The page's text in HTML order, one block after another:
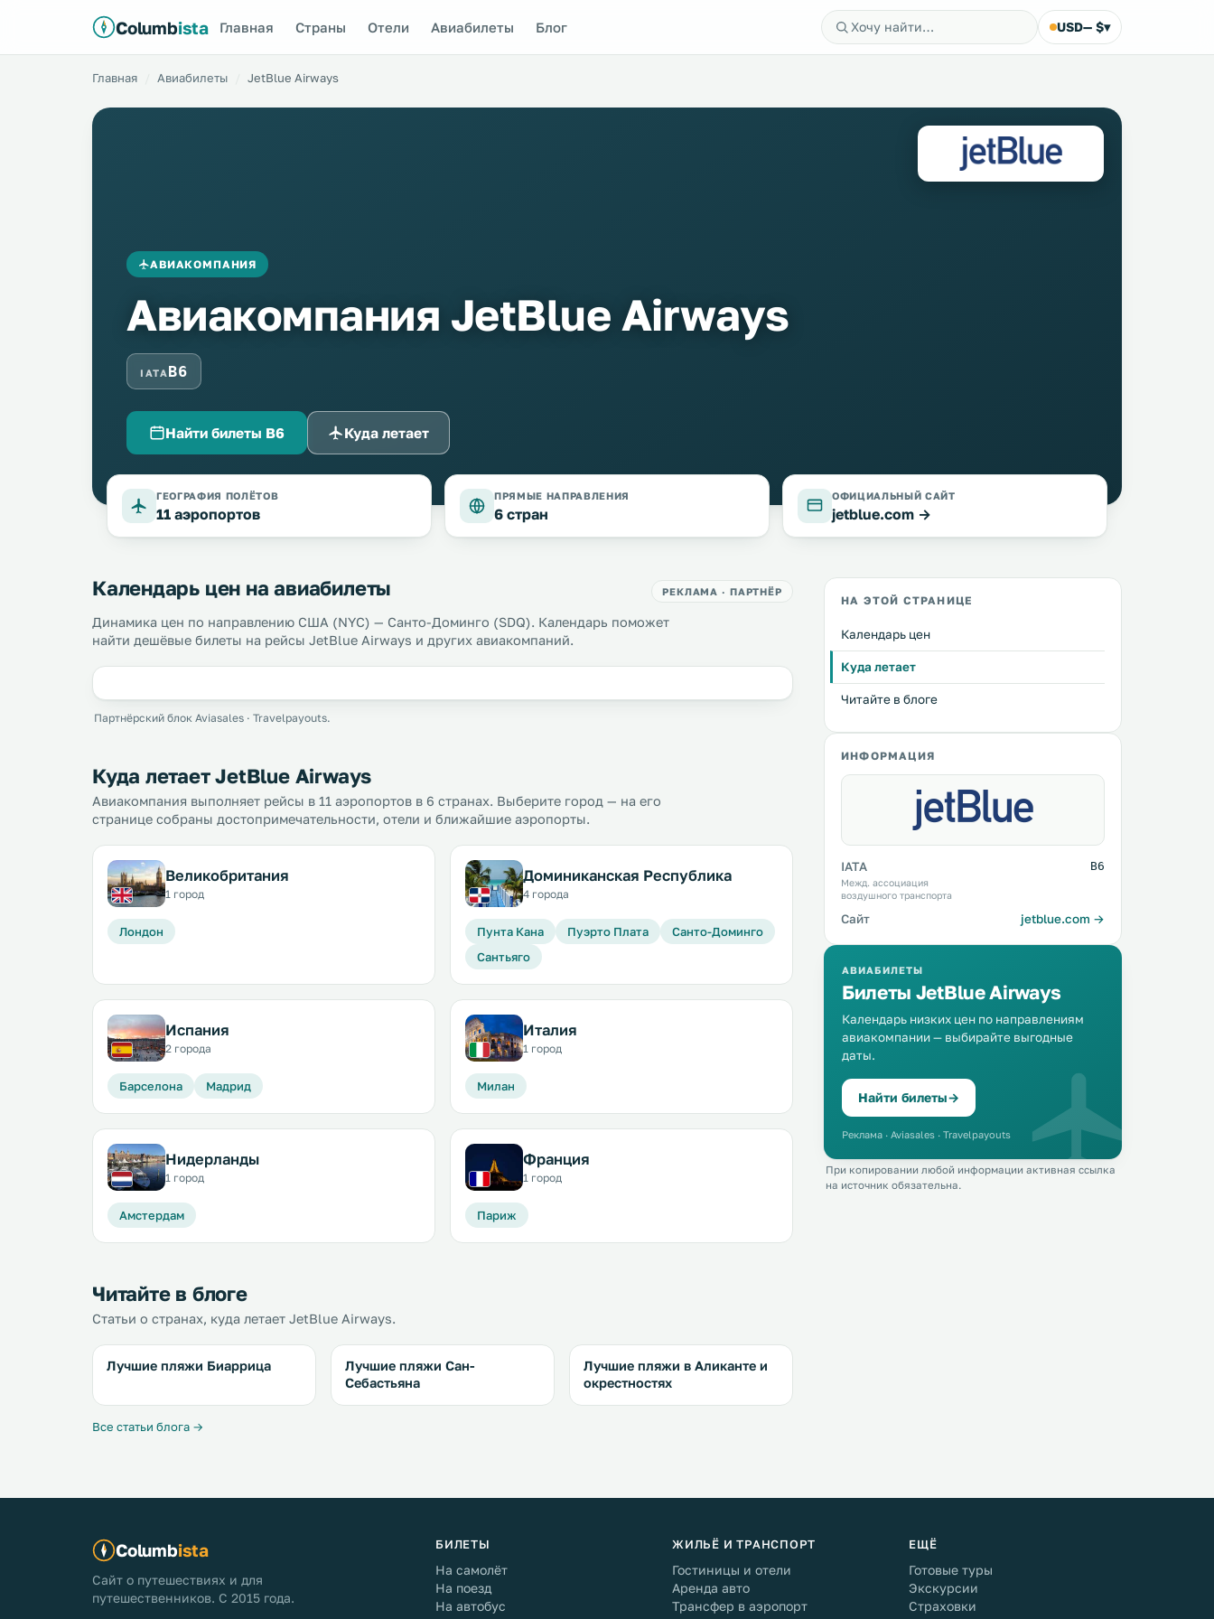
Columbista Главная Страны Отели Авиабилеты Блог USD— $▾
Главная Авиабилеты JetBlue Airways
АВИАКОМПАНИЯ
Авиакомпания JetBlue Airways
IATA B6
Найти билеты B6 Куда летает
ГЕОГРАФИЯ ПОЛЁТОВ
11 аэропортов
ПРЯМЫЕ НАПРАВЛЕНИЯ
6 стран
ОФИЦИАЛЬНЫЙ САЙТ
jetblue.com →
Календарь цен на авиабилеты РЕКЛАМА · ПАРТНЁР
Динамика цен по направлению США (NYC) — Санто-Доминго (SDQ). Календарь поможет
найти дешёвые билеты на рейсы JetBlue Airways и других авиакомпаний.
Партнёрский блок Aviasales · Travelpayouts.
Куда летает JetBlue Airways
Авиакомпания выполняет рейсы в 11 аэропортов в 6 странах. Выберите город — на его
странице собраны достопримечательности, отели и ближайшие аэропорты.
Великобритания
1 город
Лондон
Доминиканская Республика
4 города
Пунта Кана Пуэрто Плата
Санто-Доминго
Сантьяго
Испания
2 города
Барселона Мадрид
Италия
1 город
Милан
Нидерланды
1 город
Амстердам
Франция
1 город
Париж
Читайте в блоге
Статьи о странах, куда летает JetBlue Airways.
Лучшие пляжи Биаррица
Лучшие пляжи Сан-
Себастьяна
Лучшие пляжи в Аликанте и
окрестностях
Все статьи блога →
НА ЭТОЙ СТРАНИЦЕ
Календарь цен
Куда летает
Читайте в блоге
ИНФОРМАЦИЯ
IATA
Межд. ассоциация
воздушного транспорта
B6
Сайт jetblue.com →
АВИАБИЛЕТЫ
Билеты JetBlue Airways
Календарь низких цен по направлениям
авиакомпании — выбирайте выгодные
даты.
Найти билеты→
Реклама · Aviasales · Travelpayouts
При копировании любой информации активная ссылка
на источник обязательна.
Columbista
Сайт о путешествиях и для
путешественников. С 2015 года.
БИЛЕТЫ
На самолёт
На поезд
На автобус
ЖИЛЬЁ И ТРАНСПОРТ
Гостиницы и отели
Аренда авто
Трансфер в аэропорт
ЕЩЁ
Готовые туры
Экскурсии
Страховки